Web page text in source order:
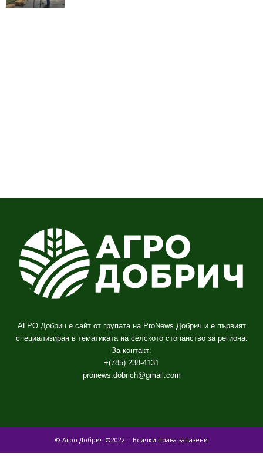
АГРО Добрич е сайт от групата на ProNews Добрич и е първият
специализиран в тематиката на селското стопанство за региона.
За контакт:
+(785) 238-4131
pronews.dobrich@gmail.com
© Агро Добрич ©2022 | Всички права запазени